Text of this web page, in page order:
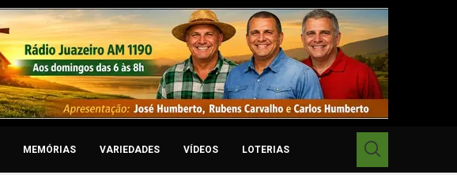
MEMÓRIAS VARIEDADES VÍDEOS LOTERIAS